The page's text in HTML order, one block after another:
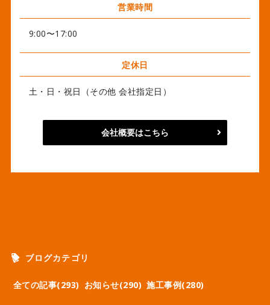
営業時間
9:00〜17:00
定休日
土・日・祝日（その他 会社指定日）
会社概要はこちら
ブログカテゴリ
全ての記事(293) お知らせ(290) 施工事例(280)